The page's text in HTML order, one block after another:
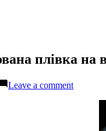
плівка на
Leave a commenton